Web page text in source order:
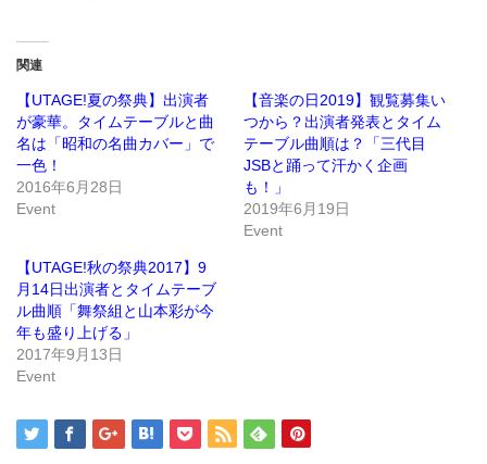
(新
し
い
ウ
ィ
ン
ド
ウ
開
ッ
ク
し
て
く
い
ン
ド
ウ
で
開
き
ま
す)
関連
【UTAGE!夏の祭典】出演者
が豪華。タイムテーブルと曲
名は「昭和の名曲カバー」で
一色！
2016年6月28日
Event
【音楽の日2019】観覧募集い
つから？出演者発表とタイム
テーブル曲順は？「三代目
JSBと踊って汗かく企画
も！」
2019年6月19日
Event
【UTAGE!秋の祭典2017】9
月14日出演者とタイムテーブ
ル曲順「舞祭組と山本彩が今
年も盛り上げる」
2017年9月13日
Event